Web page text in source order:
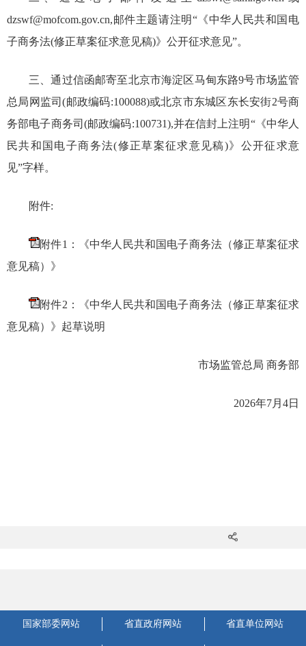
dzswf@mofcom.gov.cn,邮件主题请注明“《中华人民共和国电
子商务法(修正草案征求意见稿)》公开征求意见”。
三、通过信函邮寄至北京市海淀区马甸东路9号市场监管
总局网监司(邮政编码:100088)或北京市东城区东长安街2号商
务部电子商务司(邮政编码:100731),并在信封上注明“《中华人
民共和国电子商务法(修正草案征求意见稿)》公开征求意
见”字样。
附件:
附件1：《中华人民共和国电子商务法（修正草案征求
意见稿） 》
附件2：《中华人民共和国电子商务法（修正草案征求
意见稿）》起草说明
市场监管总局 商务部
2026年7月4日
国家部委网站 省直政府网站 省直单位网站